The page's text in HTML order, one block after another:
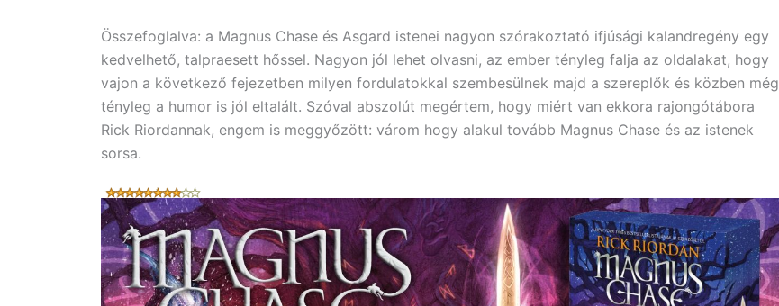
Összefoglalva: a Magnus Chase és Asgard istenei nagyon szórakoztató ifjúsági kalandregény egy
kedvelhető, talpraesett hőssel. Nagyon jól lehet olvasni, az ember tényleg falja az oldalakat, hogy
vajon a következő fejezetben milyen fordulatokkal szembesülnek majd a szereplők és közben még
tényleg a humor is jól eltalált. Szóval abszolút megértem, hogy miért van ekkora rajongótábora
Rick Riordannak, engem is meggyőzött: várom hogy alakul tovább Magnus Chase és az istenek
sorsa.